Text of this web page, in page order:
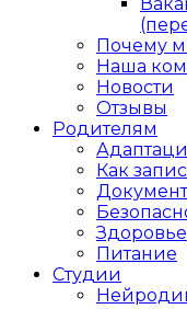
Почему
Наша
Новости
Отзывы
Родителям
Как
Здоровье
Питание
Студии